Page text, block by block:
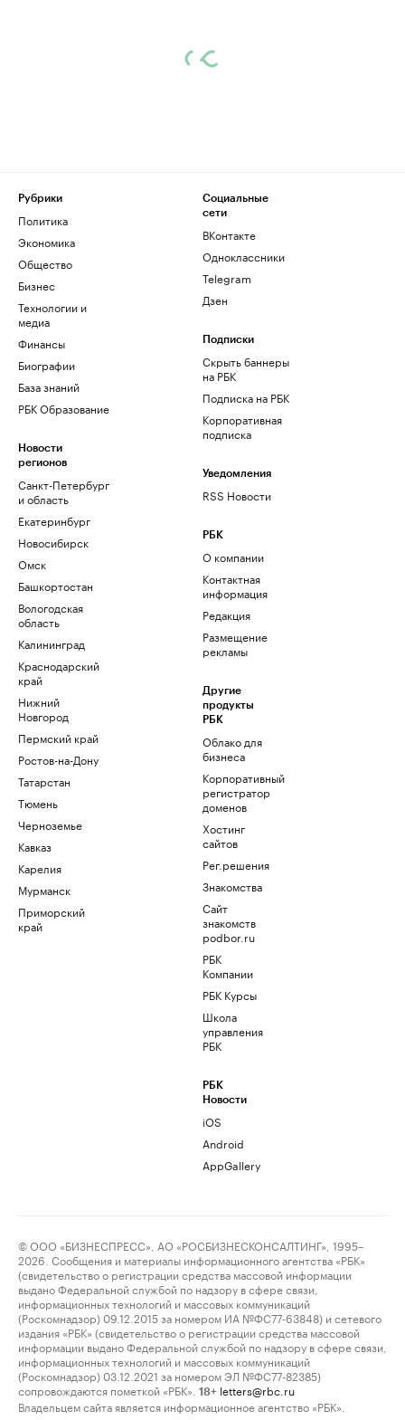
Рубрики
Политика
Экономика
Общество
Бизнес
Технологии и
медиа
Финансы
Биографии
База знаний
РБК Образование
Новости
регионов
Санкт-Петербург
и область
Екатеринбург
Новосибирск
Омск
Башкортостан
Вологодская
область
Калининград
Краснодарский
край
Нижний
Новгород
Пермский край
Ростов-на-Дону
Татарстан
Тюмень
Черноземье
Кавказ
Карелия
Мурманск
Приморский
край
Социальные
сети
ВКонтакте
Одноклассники
Telegram
Дзен
Подписки
Скрыть баннеры
на РБК
Подписка на РБК
Корпоративная
подписка
Уведомления
RSS Новости
РБК
О компании
Контактная
информация
Редакция
Размещение
рекламы
Другие
продукты
РБК
Облако для
бизнеса
Корпоративный
регистратор
доменов
Хостинг
сайтов
Рег.решения
Знакомства
Сайт
знакомств
podbor.ru
РБК
Компании
РБК Курсы
Школа
управления
РБК
РБК
Новости
iOS
Android
AppGallery
© ООО «БИЗНЕСПРЕСС», АО «РОСБИЗНЕСКОНСАЛТИНГ», 1995–
2026. Сообщения и материалы информационного агентства «РБК»
(свидетельство о регистрации средства массовой информации
выдано Федеральной службой по надзору в сфере связи,
информационных технологий и массовых коммуникаций
(Роскомнадзор) 09.12.2015 за номером ИА №ФС77-63848) и сетевого
издания «РБК» (свидетельство о регистрации средства массовой
информации выдано Федеральной службой по надзору в сфере связи,
информационных технологий и массовых коммуникаций
(Роскомнадзор) 03.12.2021 за номером ЭЛ №ФС77-82385)
сопровождаются пометкой «РБК».
18+ letters@rbc.ru
Владельцем сайта является информационное агентство «РБК».